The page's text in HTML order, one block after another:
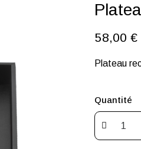
58,00 €
Plateau
Quantité